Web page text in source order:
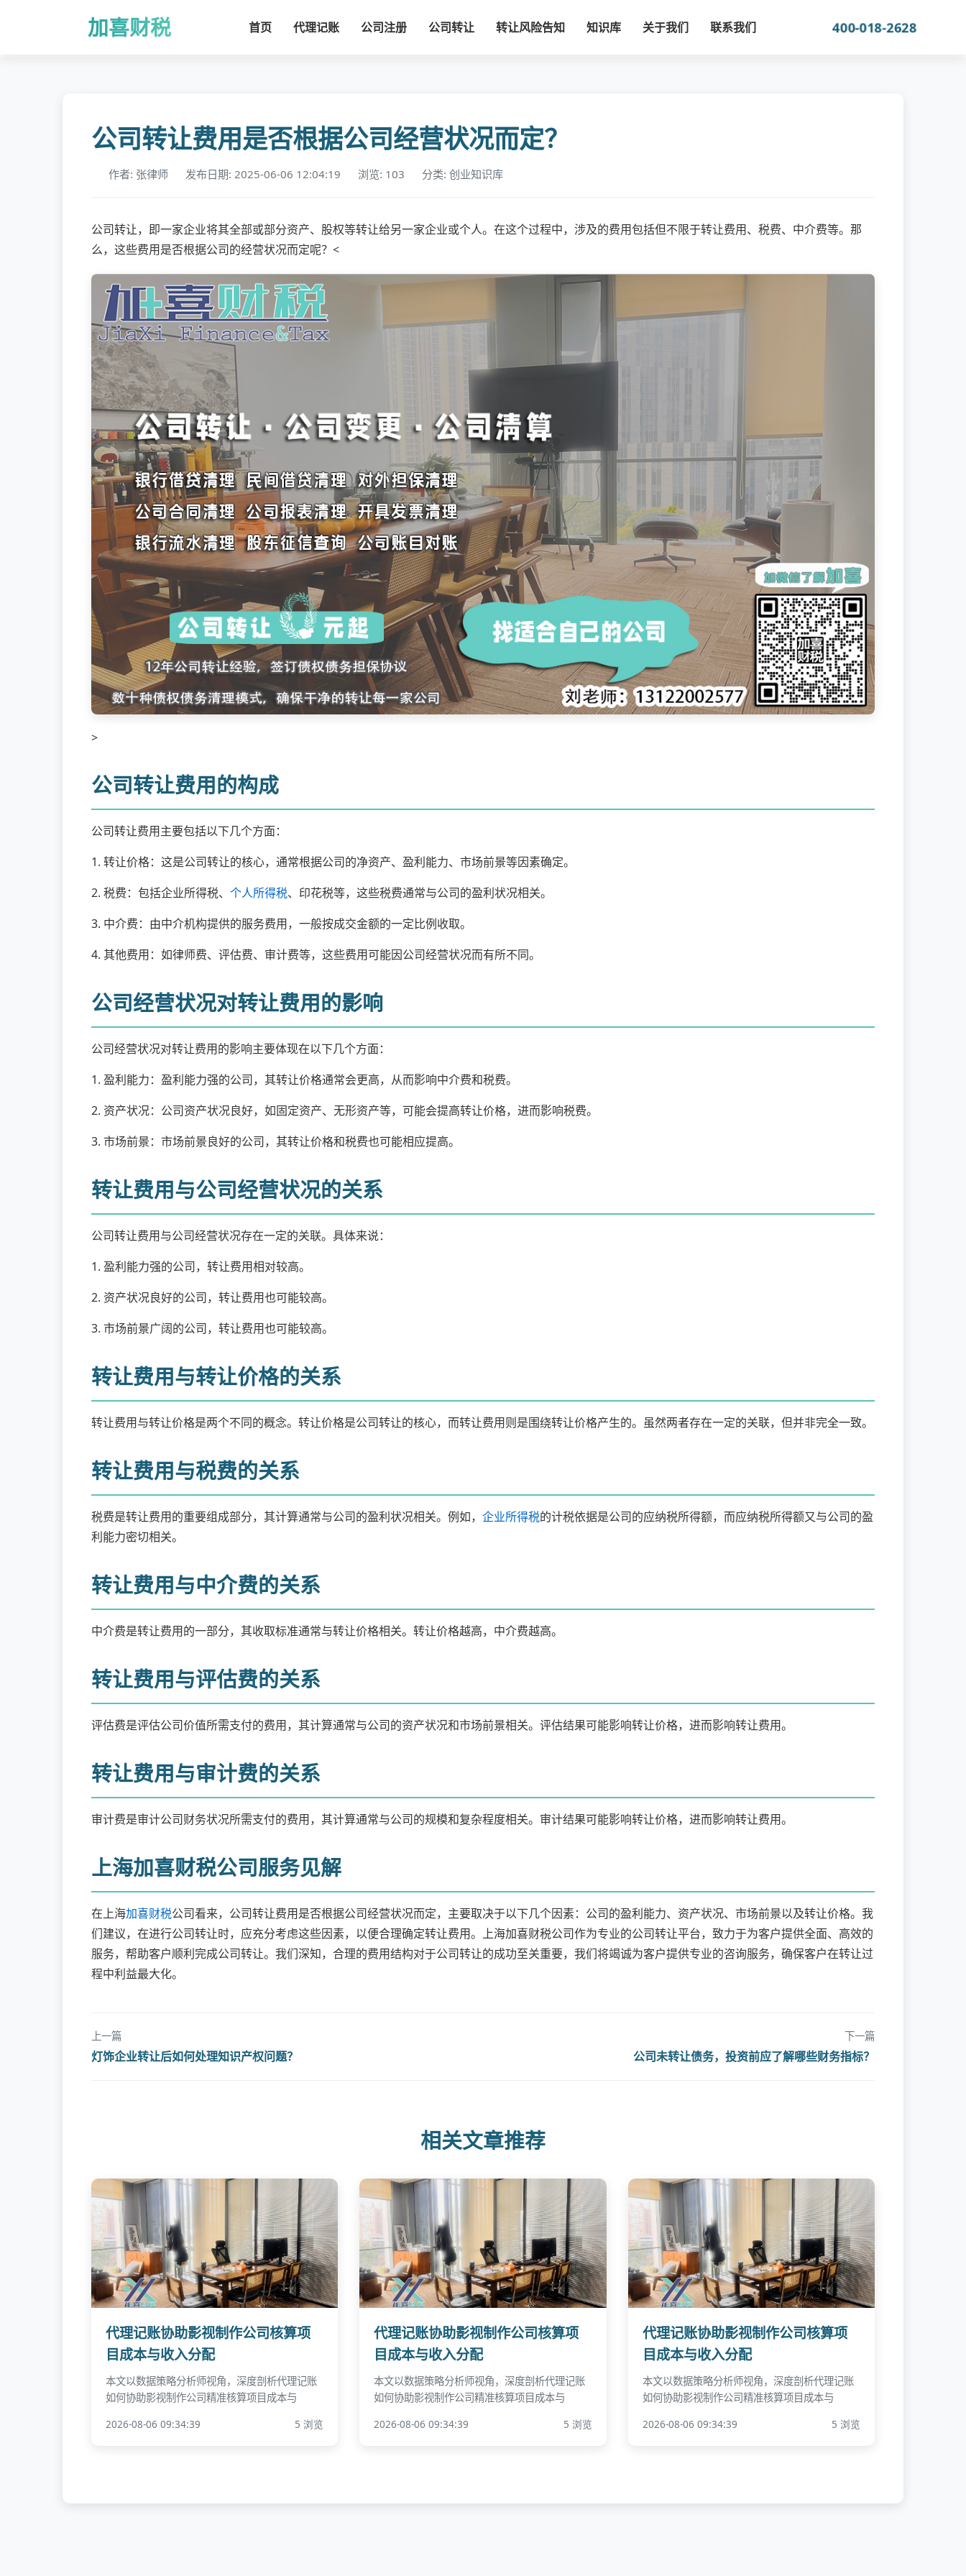
加喜财税 首页 代理记账 公司注册 公司转让 转让风险告知 知识库 关于我们 联系我们 400-018-2628
公司转让费用是否根据公司经营状况而定？
作者: 张律师 发布日期: 2025-06-06 12:04:19 浏览: 103 分类: 创业知识库
公司转让，即一家企业将其全部或部分资产、股权等转让给另一家企业或个人。在这个过程中，涉及的费用包括但不限于转让费用、税费、中介费等。那
么，这些费用是否根据公司的经营状况而定呢？<
>
公司转让费用的构成
公司转让费用主要包括以下几个方面：
1. 转让价格：这是公司转让的核心，通常根据公司的净资产、盈利能力、市场前景等因素确定。
2. 税费：包括企业所得税、 个人所得税、印花税等，这些税费通常与公司的盈利状况相关。
3. 中介费：由中介机构提供的服务费用，一般按成交金额的一定比例收取。
4. 其他费用：如律师费、评估费、审计费等，这些费用可能因公司经营状况而有所不同。
公司经营状况对转让费用的影响
公司经营状况对转让费用的影响主要体现在以下几个方面：
1. 盈利能力：盈利能力强的公司，其转让价格通常会更高，从而影响中介费和税费。
2. 资产状况：公司资产状况良好，如固定资产、无形资产等，可能会提高转让价格，进而影响税费。
3. 市场前景：市场前景良好的公司，其转让价格和税费也可能相应提高。
转让费用与公司经营状况的关系
公司转让费用与公司经营状况存在一定的关联。具体来说：
1. 盈利能力强的公司，转让费用相对较高。
2. 资产状况良好的公司，转让费用也可能较高。
3. 市场前景广阔的公司，转让费用也可能较高。
转让费用与转让价格的关系
转让费用与转让价格是两个不同的概念。转让价格是公司转让的核心，而转让费用则是围绕转让价格产生的。虽然两者存在一定的关联，但并非完全一致。
转让费用与税费的关系
税费是转让费用的重要组成部分，其计算通常与公司的盈利状况相关。例如， 企业所得税的计税依据是公司的应纳税所得额，而应纳税所得额又与公司的盈
利能力密切相关。
转让费用与中介费的关系
中介费是转让费用的一部分，其收取标准通常与转让价格相关。转让价格越高，中介费越高。
转让费用与评估费的关系
评估费是评估公司价值所需支付的费用，其计算通常与公司的资产状况和市场前景相关。评估结果可能影响转让价格，进而影响转让费用。
转让费用与审计费的关系
审计费是审计公司财务状况所需支付的费用，其计算通常与公司的规模和复杂程度相关。审计结果可能影响转让价格，进而影响转让费用。
上海加喜财税公司服务见解
在上海加喜财税公司看来，公司转让费用是否根据公司经营状况而定，主要取决于以下几个因素：公司的盈利能力、资产状况、市场前景以及转让价格。我
们建议，在进行公司转让时，应充分考虑这些因素，以便合理确定转让费用。上海加喜财税公司作为专业的公司转让平台，致力于为客户提供全面、高效的
服务，帮助客户顺利完成公司转让。我们深知，合理的费用结构对于公司转让的成功至关重要，我们将竭诚为客户提供专业的咨询服务，确保客户在转让过
程中利益最大化。
上一篇
灯饰企业转让后如何处理知识产权问题？
下一篇
公司未转让债务，投资前应了解哪些财务指标？
相关文章推荐
代理记账协助影视制作公司核算项
目成本与收入分配
本文以数据策略分析师视角，深度剖析代理记账
如何协助影视制作公司精准核算项目成本与
2026-08-06 09:34:39
5 浏览
代理记账协助影视制作公司核算项
目成本与收入分配
本文以数据策略分析师视角，深度剖析代理记账
如何协助影视制作公司精准核算项目成本与
2026-08-06 09:34:39
5 浏览
代理记账协助影视制作公司核算项
目成本与收入分配
本文以数据策略分析师视角，深度剖析代理记账
如何协助影视制作公司精准核算项目成本与
2026-08-06 09:34:39
5 浏览